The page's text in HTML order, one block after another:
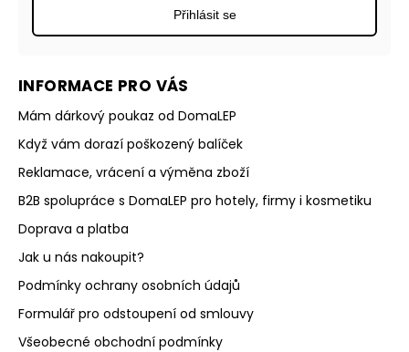
INFORMACE PRO VÁS
Mám dárkový poukaz od DomaLEP
Když vám dorazí poškozený balíček
Reklamace, vrácení a výměna zboží
B2B spolupráce s DomaLEP pro hotely, firmy i kosmetiku
Doprava a platba
Jak u nás nakoupit?
Podmínky ochrany osobních údajů
Formulář pro odstoupení od smlouvy
Všeobecné obchodní podmínky
Přihlásit se